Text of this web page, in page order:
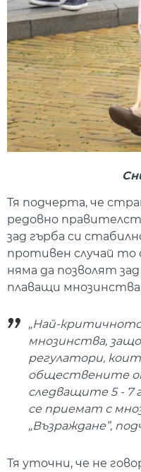
Тя подчерта, че
редовно
зад гърба си
противен случай то
няма да позволят
плаващи
„Най-
мнозинства,
регулатори,
обществените
следващите 5 - 7
се приемат с
„Възраждане”,
Тя уточни, че не